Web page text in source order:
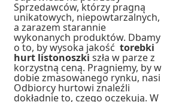
Sprzedawców, którzy pragną
unikatowych, niepowtarzalnych,
a zarazem starannie
wykonanych produktów. Dbamy
o to, by wysoka jakość torebki
hurt listonoszkiszła w parze z
korzystną ceną. Pragniemy, by w
dobie zmasowanego rynku, nasi
Odbiorcy hurtowi znaleźli
dokładnie to, czego oczekują. W